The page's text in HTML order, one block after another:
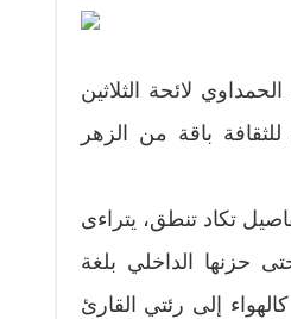
لائحة الثلاثين
باقة من الزهر
تكاد تنطق، يتراءى
حزنها الداخلي بلغة
إلى رئتي القارئ